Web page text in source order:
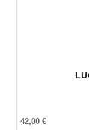
42,00 €